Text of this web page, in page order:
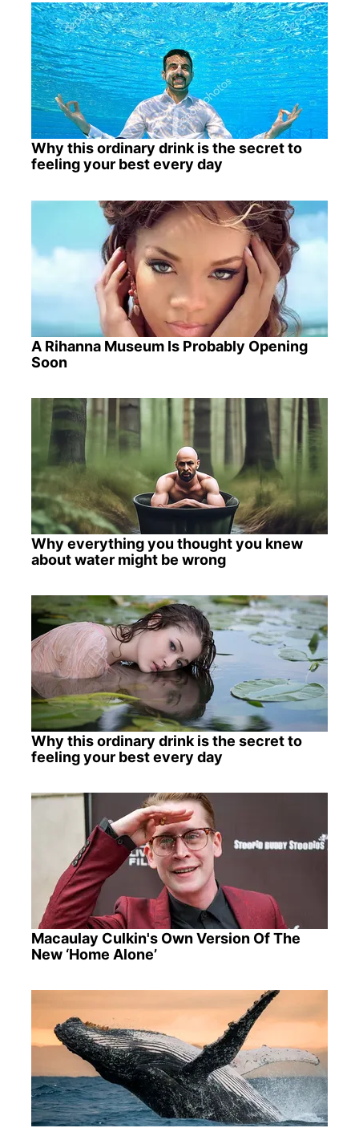
Why this ordinary drink is the secret to
feeling your best every day
A Rihanna Museum Is Probably Opening
Soon
Why everything you thought you knew
about water might be wrong
Why this ordinary drink is the secret to
feeling your best every day
Macaulay Culkin's Own Version Of The
New ‘Home Alone’